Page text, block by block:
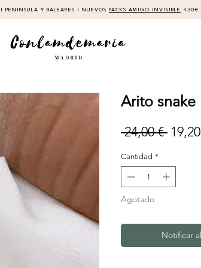
Y BALEARES I NUEVOS PACKS AMIGO INVISIBLE <30€
Arito snake
24,00 € Precio
Cantidad *
Agotado
Notificar